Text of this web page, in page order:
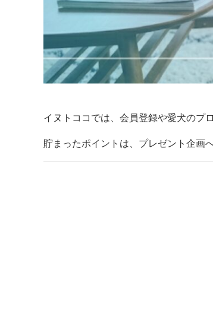
イヌトココでは、会員登録や愛犬のプ
貯まったポイントは、プレゼント企画